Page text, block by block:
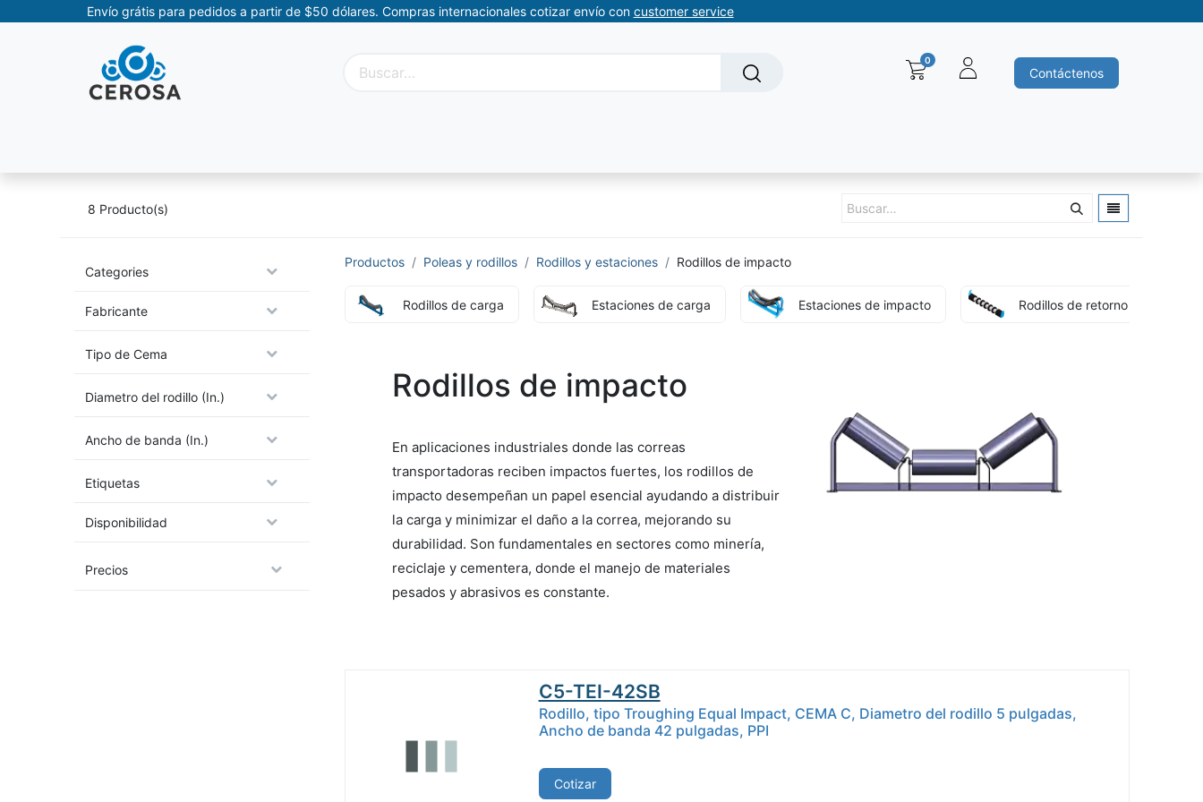
Envío grátis para pedidos a partir de $50 dólares. Compras internacionales cotizar envío con customer service
0
Contáctenos
8 Producto(s)
Categories
Fabricante
Tipo de Cema
Diametro del rodillo (In.)
Ancho de banda (In.)
Etiquetas
Disponibilidad
Precios
Productos Poleas y rodillos Rodillos y estaciones Rodillos de impacto
Rodillos de carga Estaciones de carga Estaciones de impacto Rodillos de retorno
Rodillos de impacto
En aplicaciones industriales donde las correas
transportadoras reciben impactos fuertes, los rodillos de
impacto desempeñan un papel esencial ayudando a distribuir
la carga y minimizar el daño a la correa, mejorando su
durabilidad. Son fundamentales en sectores como minería,
reciclaje y cementera, donde el manejo de materiales
pesados y abrasivos es constante.
C5-TEI-42SB
Rodillo, tipo Troughing Equal Impact, CEMA C, Diametro del rodillo 5 pulgadas,
Ancho de banda 42 pulgadas, PPI
Cotizar